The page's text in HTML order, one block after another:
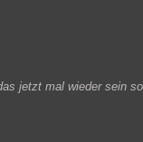
jetzt mal wieder sein